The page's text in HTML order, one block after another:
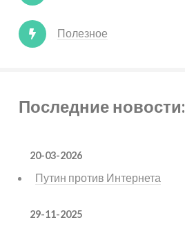
Полезное
Последние новости:
20-03-2026
Путин против Интернета
29-11-2025